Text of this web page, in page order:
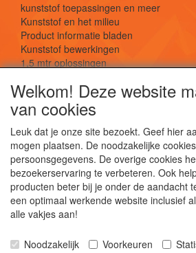
kunststof toepassingen en meer
Kunststof en het milieu
Product informatie bladen
Kunststof bewerkingen
1,5 mtr oplossingen
SOCIALE MEDIA
De webshop voor kunststof
Kunststof bewerkingen,
Welkom! Deze website
van cookies
Leuk dat je onze site bezoekt. Geef hier
mogen plaatsen. De noodzakelijke
persoonsgegevens. De overige cookies
bezoekerservaring te verbeteren. Ook
producten beter bij je onder de aandacht
een optimaal werkende website inclusief
alle vakjes aan!
Noodzakelijk Voorkeuren